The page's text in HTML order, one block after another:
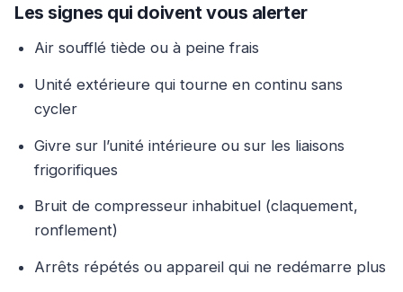
Les signes qui doivent vous alerter
Air soufflé tiède ou à peine frais
Unité extérieure qui tourne en continu sans
cycler
Givre sur l’unité intérieure ou sur les liaisons
frigorifiques
Bruit de compresseur inhabituel (claquement,
ronflement)
Arrêts répétés ou appareil qui ne redémarre plus